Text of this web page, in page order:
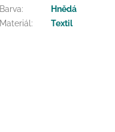
Barva:
Hnědá
Materiál : Textil